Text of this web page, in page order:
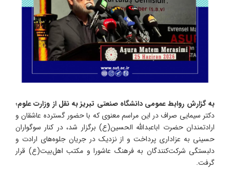
به گزارش روابط عمومی دانشگاه صنعتی تبریز به نقل از وزارت علوم؛
دکتر سیمایی صراف در این مراسم معنوی که با حضور گسترده عاشقان و
ارادتمندان حضرت اباعبدالله الحسین(ع) برگزار شد، در کنار سوگواران
حسینی به عزاداری پرداخت و از نزدیک در جریان جلوه‌های ارادت و
دلبستگی شرکت‌کنندگان به فرهنگ عاشورا و مکتب اهل‌بیت(ع) قرار
گرفت.